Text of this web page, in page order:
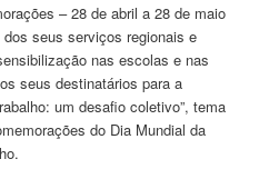
– 28 de abril a 28 de maio
seus serviços regionais e
nas escolas e nas
seus destinatários para a
um desafio coletivo”, tema
do Dia Mundial da